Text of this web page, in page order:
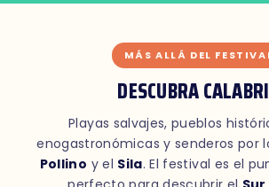
MÁS ALLÁ DEL
DESCUBRA
Playas salvajes, pueblos
enogastronómicas y senderos por
Pollino y el Sila. El festival es el